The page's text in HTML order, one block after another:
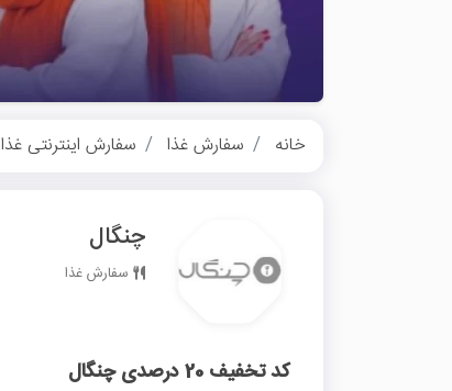
خانه سفارش غذا سفارش اینترنتی غذا
چنگال
سفارش غذا
کد تخفیف 20 درصدی چنگال